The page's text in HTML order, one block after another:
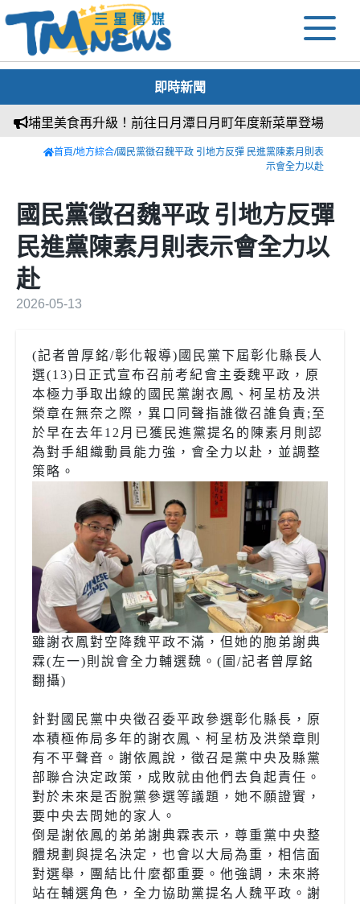
即時新聞
埔里美食再升級！前往日月潭日月町年度新菜單登場
首頁/地方綜合/國民黨徵召魏平政 引地方反彈 民進黨陳素月則表
示會全力以赴
國民黨徵召魏平政 引地方反彈
民進黨陳素月則表示會全力以
赴
2026-05-13
(記者曾厚銘/彰化報導)國民黨下屆彰化縣長人
選(13)日正式宣布召前考紀會主委魏平政，原
本極力爭取出線的國民黨謝衣鳳、柯呈枋及洪
榮章在無奈之際，異口同聲指誰徵召誰負責;至
於早在去年12月已獲民進黨提名的陳素月則認
為對手組織動員能力強，會全力以赴，並調整
策略。
雖謝衣鳳對空降魏平政不滿，但她的胞弟謝典
霖(左一)則說會全力輔選魏。(圖/記者曾厚銘
翻攝)
針對國民黨中央徵召委平政參選彰化縣長，原
本積極佈局多年的謝衣鳳、柯呈枋及洪榮章則
有不平聲音。謝依鳳說，徵召是黨中央及縣黨
部聯合決定政策，成敗就由他們去負起責任。
對於未來是否脫黨參選等議題，她不願證實，
要中央去問她的家人。
倒是謝依鳳的弟弟謝典霖表示，尊重黨中央整
體規劃與提名決定，也會以大局為重，相信面
對選舉，團結比什麼都重要。他強調，未來將
站在輔選角色，全力協助黨提名人魏平政。謝